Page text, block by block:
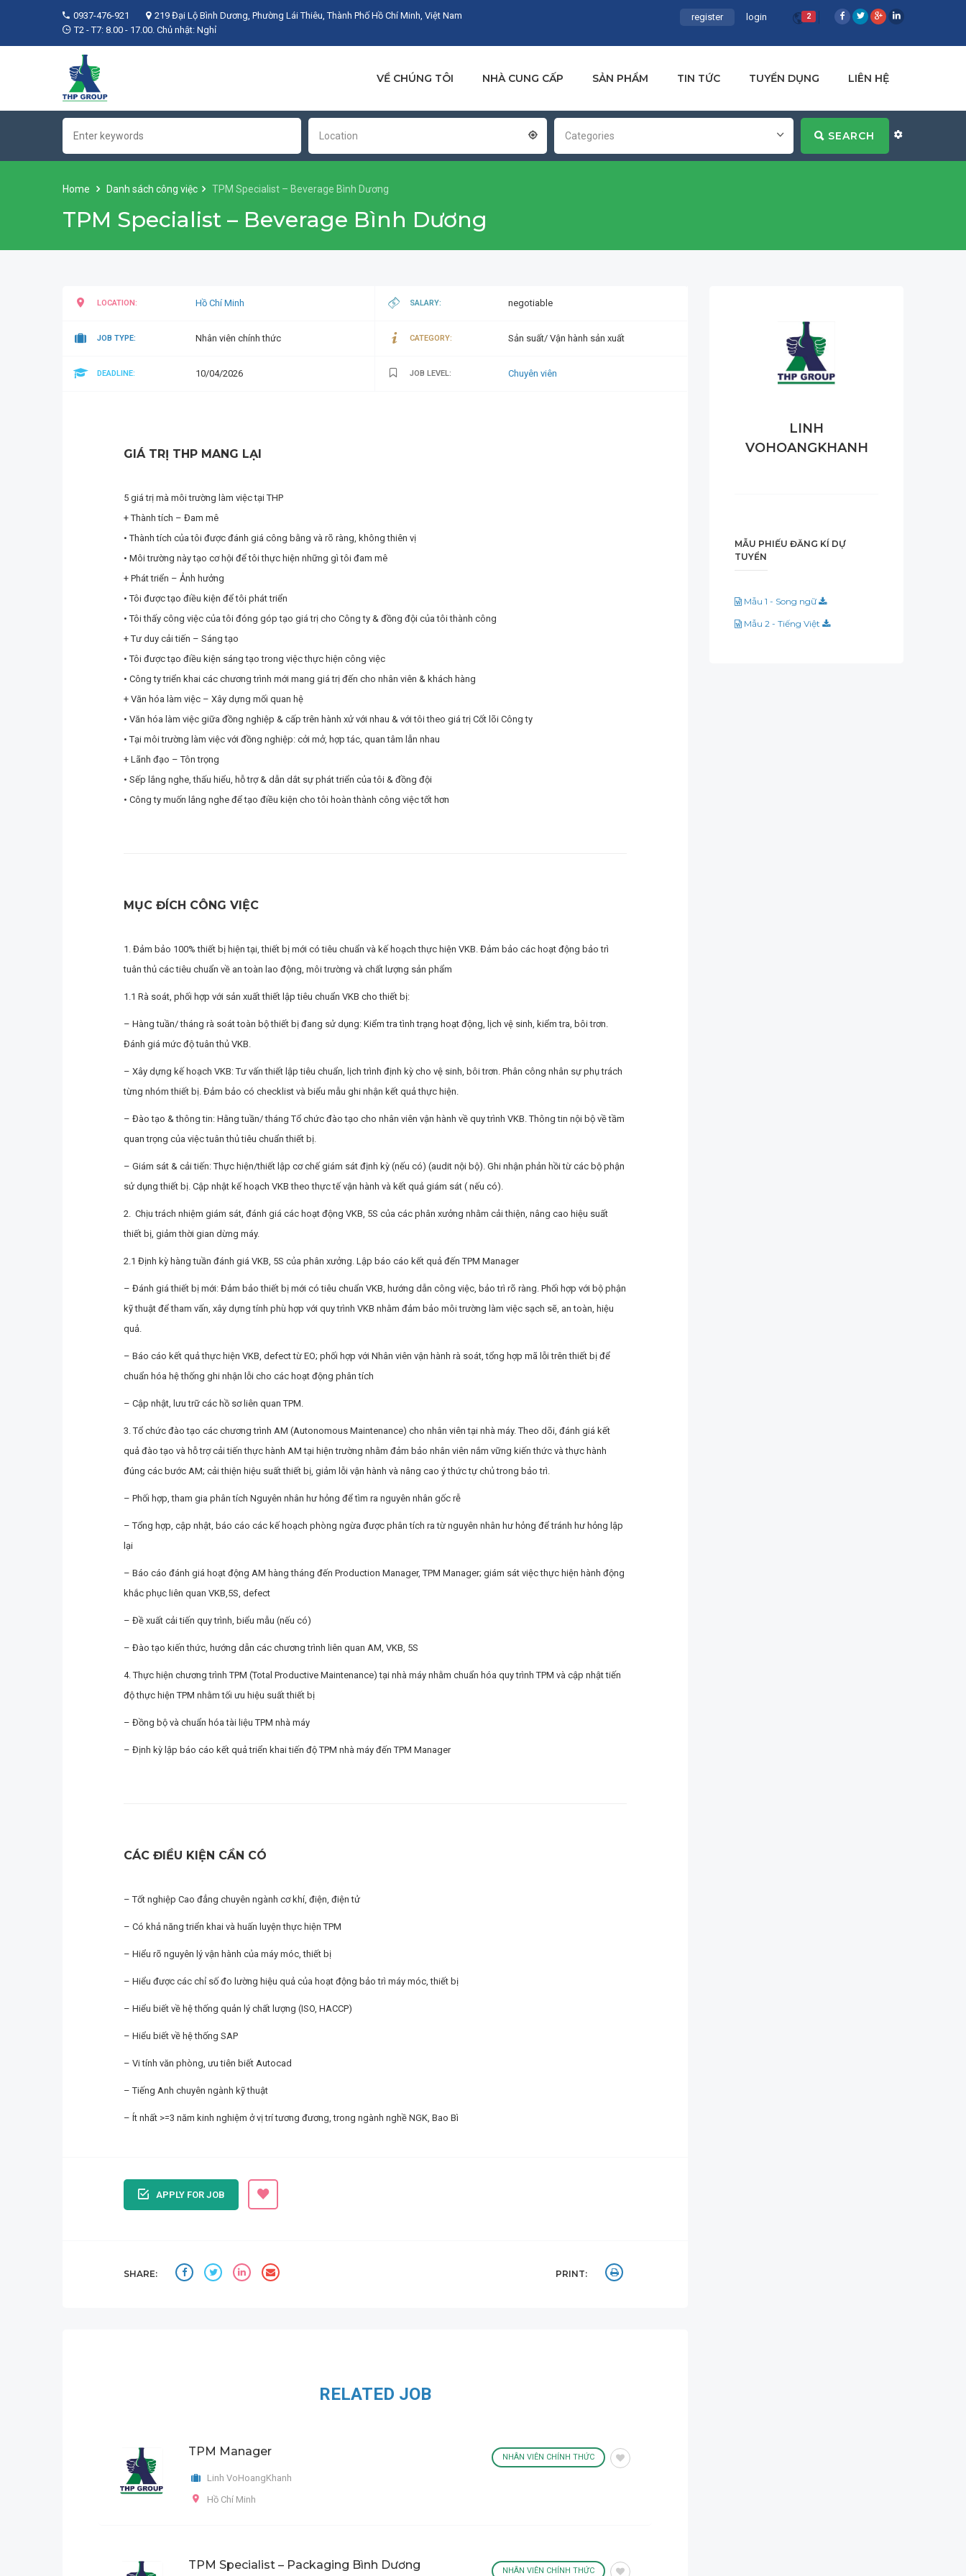
0937-476-921
219 Đại Lộ Bình Dương, Phường Lái Thiêu, Thành Phố Hồ Chí Minh, Việt Nam
T2 - T7: 8.00 - 17.00. Chủ nhật: Nghỉ
2
register login
VỀ CHÚNG TÔI NHÀ CUNG CẤP SẢN PHẨM TIN TỨC TUYỂN DỤNG LIÊN HỆ
Location Categories SEARCH
Home Danh sách công việc TPM Specialist – Beverage Bình Dương
TPM Specialist – Beverage Bình Dương
LOCATION: Hồ Chí Minh SALARY: negotiable
JOB TYPE: Nhân viên chính thức CATEGORY: Sản suất/ Vận hành sản xuất
DEADLINE: 10/04/2026 JOB LEVEL: Chuyên viên
GIÁ TRỊ THP MANG LẠI
5 giá trị mà môi trường làm việc tại THP
+ Thành tích – Đam mê
• Thành tích của tôi được đánh giá công bằng và rõ ràng, không thiên vị
• Môi trường này tạo cơ hội để tôi thực hiện những gì tôi đam mê
+ Phát triển – Ảnh hưởng
• Tôi được tạo điều kiện để tôi phát triển
• Tôi thấy công việc của tôi đóng góp tạo giá trị cho Công ty & đồng đội của tôi thành công
+ Tư duy cải tiến – Sáng tạo
• Tôi được tạo điều kiện sáng tạo trong việc thực hiện công việc
• Công ty triển khai các chương trình mới mang giá trị đến cho nhân viên & khách hàng
+ Văn hóa làm việc – Xây dựng mối quan hệ
• Văn hóa làm việc giữa đồng nghiệp & cấp trên hành xử với nhau & với tôi theo giá trị Cốt lõi Công ty
• Tại môi trường làm việc với đồng nghiệp: cởi mở, hợp tác, quan tâm lẫn nhau
+ Lãnh đạo – Tôn trọng
• Sếp lắng nghe, thấu hiểu, hỗ trợ & dẫn dắt sự phát triển của tôi & đồng đội
• Công ty muốn lắng nghe để tạo điều kiện cho tôi hoàn thành công việc tốt hơn
MỤC ĐÍCH CÔNG VIỆC
1. Đảm bảo 100% thiết bị hiện tại, thiết bị mới có tiêu chuẩn và kế hoạch thực hiện VKB. Đảm bảo các hoạt động bảo trì
tuân thủ các tiêu chuẩn về an toàn lao động, môi trường và chất lượng sản phẩm
1.1 Rà soát, phối hợp với sản xuất thiết lập tiêu chuẩn VKB cho thiết bị:
– Hàng tuần/ tháng rà soát toàn bộ thiết bị đang sử dụng: Kiểm tra tình trạng hoạt động, lịch vệ sinh, kiểm tra, bôi trơn.
Đánh giá mức độ tuân thủ VKB.
– Xây dựng kế hoạch VKB: Tư vấn thiết lập tiêu chuẩn, lịch trình định kỳ cho vệ sinh, bôi trơn. Phân công nhân sự phụ trách
từng nhóm thiết bị. Đảm bảo có checklist và biểu mẫu ghi nhận kết quả thực hiện.
– Đào tạo & thông tin: Hằng tuần/ tháng Tổ chức đào tạo cho nhân viên vận hành về quy trình VKB. Thông tin nội bộ về tầm
quan trọng của việc tuân thủ tiêu chuẩn thiết bị.
– Giám sát & cải tiến: Thực hiện/thiết lập cơ chế giám sát định kỳ (nếu có) (audit nội bộ). Ghi nhận phản hồi từ các bộ phận
sử dụng thiết bị. Cập nhật kế hoạch VKB theo thực tế vận hành và kết quả giám sát ( nếu có).
2. Chịu trách nhiệm giám sát, đánh giá các hoạt động VKB, 5S của các phân xưởng nhằm cải thiện, nâng cao hiệu suất
thiết bị, giảm thời gian dừng máy.
2.1 Định kỳ hàng tuần đánh giá VKB, 5S của phân xưởng. Lập báo cáo kết quả đến TPM Manager
– Đánh giá thiết bị mới: Đảm bảo thiết bị mới có tiêu chuẩn VKB, hướng dẫn công việc, bảo trì rõ ràng. Phối hợp với bộ phận
kỹ thuật để tham vấn, xây dựng tính phù hợp với quy trình VKB nhằm đảm bảo môi trường làm việc sạch sẽ, an toàn, hiệu
quả.
– Báo cáo kết quả thực hiện VKB, defect từ EO; phối hợp với Nhân viên vận hành rà soát, tổng hợp mã lỗi trên thiết bị để
chuẩn hóa hệ thống ghi nhận lỗi cho các hoạt động phân tích
– Cập nhật, lưu trữ các hồ sơ liên quan TPM.
3. Tổ chức đào tạo các chương trình AM (Autonomous Maintenance) cho nhân viên tại nhà máy. Theo dõi, đánh giá kết
quả đào tạo và hỗ trợ cải tiến thực hành AM tại hiện trường nhằm đảm bảo nhân viên nắm vững kiến thức và thực hành
đúng các bước AM; cải thiện hiệu suất thiết bị, giảm lỗi vận hành và nâng cao ý thức tự chủ trong bảo trì.
– Phối hợp, tham gia phân tích Nguyên nhân hư hỏng để tìm ra nguyên nhân gốc rễ
– Tổng hợp, cập nhật, báo cáo các kế hoạch phòng ngừa được phân tích ra từ nguyên nhân hư hỏng để tránh hư hỏng lập
lại
– Báo cáo đánh giá hoạt động AM hàng tháng đến Production Manager, TPM Manager; giám sát việc thực hiện hành động
khắc phục liên quan VKB,5S, defect
– Đề xuất cải tiến quy trình, biểu mẫu (nếu có)
– Đào tạo kiến thức, hướng dẫn các chương trình liên quan AM, VKB, 5S
4. Thực hiện chương trình TPM (Total Productive Maintenance) tại nhà máy nhằm chuẩn hóa quy trình TPM và cập nhật tiến
độ thực hiện TPM nhằm tối ưu hiệu suất thiết bị
– Đồng bộ và chuẩn hóa tài liệu TPM nhà máy
– Định kỳ lập báo cáo kết quả triển khai tiến độ TPM nhà máy đến TPM Manager
CÁC ĐIỀU KIỆN CẦN CÓ
– Tốt nghiệp Cao đẳng chuyên ngành cơ khí, điện, điện tử
– Có khả năng triển khai và huấn luyện thực hiện TPM
– Hiểu rõ nguyên lý vận hành của máy móc, thiết bị
– Hiểu được các chỉ số đo lường hiệu quả của hoạt động bảo trì máy móc, thiết bị
– Hiểu biết về hệ thống quản lý chất lượng (ISO, HACCP)
– Hiểu biết về hệ thống SAP
– Vi tính văn phòng, ưu tiên biết Autocad
– Tiếng Anh chuyên ngành kỹ thuật
– Ít nhất >=3 năm kinh nghiệm ở vị trí tương đương, trong ngành nghề NGK, Bao Bì
APPLY FOR JOB
SHARE: PRINT:
RELATED JOB
TPM Manager
Linh VoHoangKhanh
Hồ Chí Minh
NHÂN VIÊN CHÍNH THỨC
TPM Specialist – Packaging Bình Dương NHÂN VIÊN CHÍNH THỨC
LINH
VOHOANGKHANH
MẪU PHIẾU ĐĂNG KÍ DỰ
TUYỂN
Mẫu 1 - Song ngữ
Mẫu 2 - Tiếng Việt